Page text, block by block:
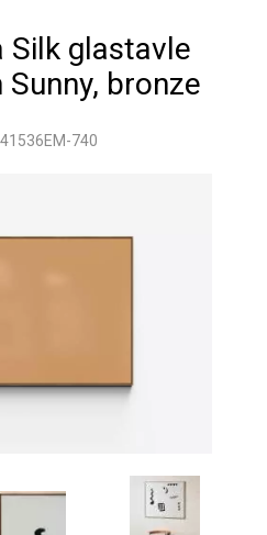
Silk glastavle
bronze
740